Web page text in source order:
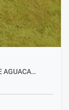
AGUACA…